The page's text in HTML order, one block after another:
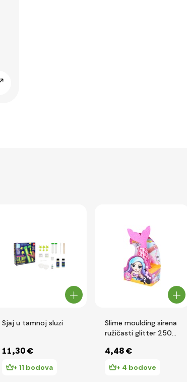
Sjaj u tamnoj sluzi
11,30 €
+ 11 bodova
Slime moulding sirena
ružičasti glitter 250
4,48 €
+ 4 bodove